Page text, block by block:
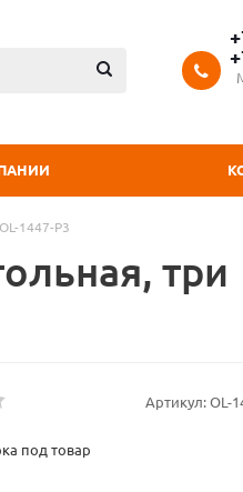
1447-P3
три
Артикул: OL-
под товар